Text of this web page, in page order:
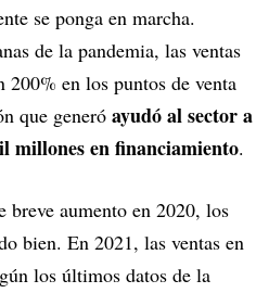
se ponga en marcha.
de la pandemia, las ventas
200% en los puntos de venta
que generó ayudó al sector a
millones en financiamiento.
breve aumento en 2020, los
bien. En 2021, las ventas en
los últimos datos de la